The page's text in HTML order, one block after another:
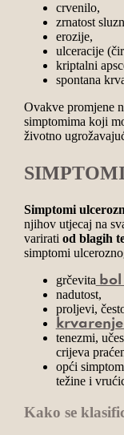
crvenilo,
zrnatost
erozije,
ulceracije
kriptalni
spontana
Ovakve promjene
simptomima koji
životno
Simptomi
njihov utjecaj na
varirati od blagih
simptomi
grčevita
nadutost,
proljevi,
tenezmi,
crijeva
opći
težine i
Kako se